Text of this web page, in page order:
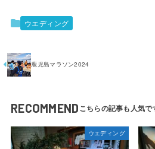
ウエディング
鹿児島マラソン2024
RECOMMEND
ウエディング